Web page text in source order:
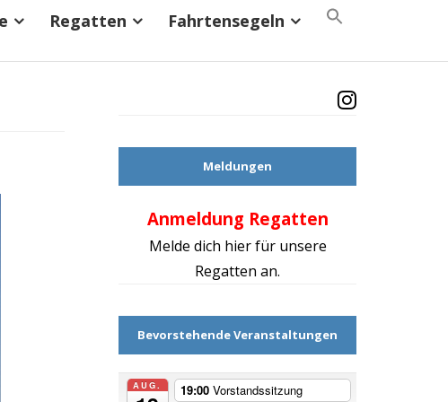
Regatten Fahrtensegeln
Meldungen
Anmeldung Regatten
Melde dich hier für unsere
Regatten an.
Bevorstehende Veranstaltungen
AUG. 19:00 Vorstandssitzung